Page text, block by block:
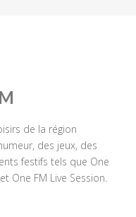
de la région
des jeux, des
festifs tels que One
One FM Live Session.